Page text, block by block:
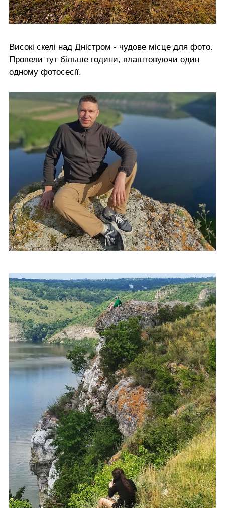
Високі скелі над Дністром - чудове місце для фото.
Провели тут більше години, влаштовуючи один
одному фотосесії.